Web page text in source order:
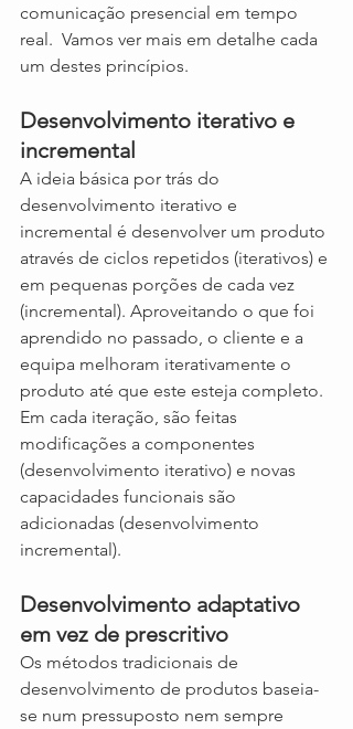
comunicação presencial em tempo
real.  Vamos ver mais em detalhe cada
um destes princípios.
Desenvolvimento iterativo e
incremental
A ideia básica por trás do
desenvolvimento iterativo e
incremental é desenvolver um produto
através de ciclos repetidos (iterativos) e
em pequenas porções de cada vez
(incremental). Aproveitando o que foi
aprendido no passado, o cliente e a
equipa melhoram iterativamente o
produto até que este esteja completo.
Em cada iteração, são feitas
modificações a componentes
(desenvolvimento iterativo) e novas
capacidades funcionais são
adicionadas (desenvolvimento
incremental).
Desenvolvimento adaptativo
em vez de prescritivo
Os métodos tradicionais de
desenvolvimento de produtos baseia-
se num pressuposto nem sempre